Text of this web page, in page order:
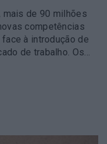
mais de 90 milhões
competências
à introdução de
de trabalho. Os…